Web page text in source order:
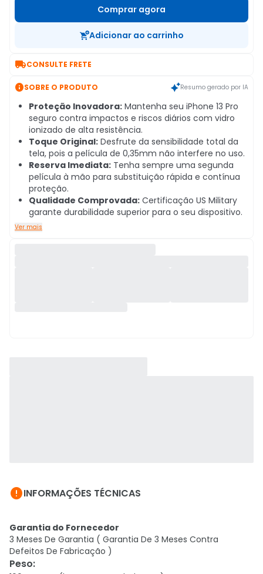
Comprar agora
Adicionar ao carrinho
CONSULTE FRETE
SOBRE O PRODUTO Resumo gerado por IA
Proteção Inovadora: Mantenha seu iPhone 13 Pro
seguro contra impactos e riscos diários com vidro
ionizado de alta resistência.
Toque Original: Desfrute da sensibilidade total da
tela, pois a película de 0,35mm não interfere no uso.
Reserva Imediata: Tenha sempre uma segunda
película à mão para substituição rápida e contínua
proteção.
Qualidade Comprovada: Certificação US Military
garante durabilidade superior para o seu dispositivo.
Ver mais
INFORMAÇÕES TÉCNICAS
Garantia do Fornecedor
3 Meses De Garantia ( Garantia De 3 Meses Contra
Defeitos De Fabricação )
Peso: